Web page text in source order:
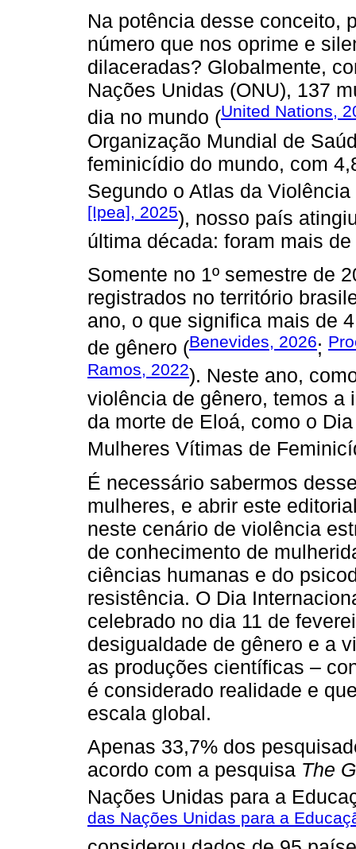
Na potência desse conceito,
número que nos oprime e
dilaceradas? Globalmente,
Nações Unidas (ONU), 137
dia no mundo (United Nations,
Organização Mundial de
feminicídio do mundo, com
Segundo o Atlas da Violência
[Ipea], 2025), nosso país
última década: foram mais
Somente no 1º semestre de
registrados no território
ano, o que significa mais de
de gênero (Benevides, 2026;
Ramos, 2022). Neste ano,
violência de gênero, temos a
da morte de Eloá, como o
Mulheres Vítimas de
É necessário sabermos
mulheres, e abrir este
neste cenário de violência
de conhecimento de
ciências humanas e do
resistência. O Dia
celebrado no dia 11 de
desigualdade de gênero e a
as produções científicas –
é considerado realidade e
escala global.
Apenas 33,7% dos
acordo com a pesquisa The
Nações Unidas para a
das Nações Unidas para a